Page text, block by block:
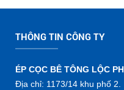
THÔNG TIN CÔNG TY
ÉP CỌC BÊ TÔNG LỘC
Địa chỉ: 1173/14 khu phố